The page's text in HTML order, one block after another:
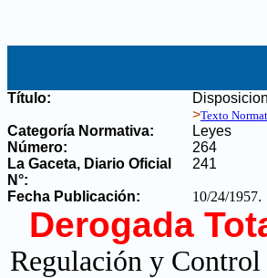
Título:
>Texto
Categoría Normativa:
Leyes
Número:
264
La Gaceta, Diario Oficial
N°:
241
Fecha Publicación: 10/24/1957.
Derogada
Regulación y Control